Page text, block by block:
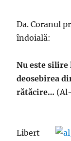
Da. Coranul
îndoială:
Nu este silire
deosebirea
rătăcire…
Libert